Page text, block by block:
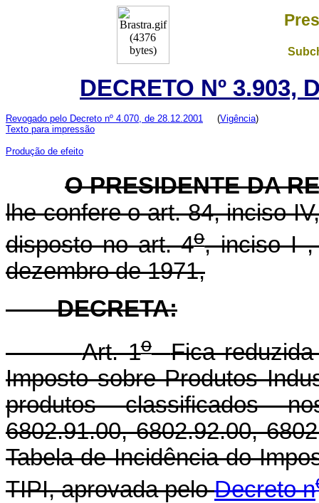
DECRETO Nº 3.903,
Revogado pelo Decreto nº 4.070, de 28.12.2001 (Vigência)
Texto para impressão
Produção de efeito
O PRESIDENTE DA
lhe confere o art. 84, inciso
disposto no art. 4o, inciso I ,
dezembro de 1971,
DECRETA:
Art. 1o
Fica
Imposto sobre Produtos
produtos classificados
6802.91.00, 6802.92.00,
Tabela de Incidência do
TIPI, aprovada peloDecreto n